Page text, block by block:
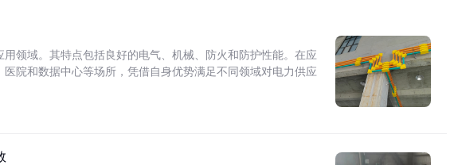
领域。其特点包括良好的电气、机械、防火和防护性能。在应
院和数据中心等场所，凭借自身优势满足不同领域对电力供应